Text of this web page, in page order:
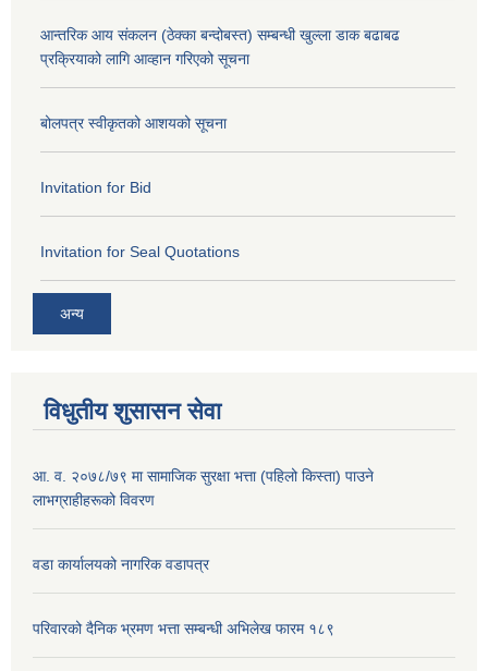
आन्तरिक आय संकलन (ठेक्का बन्दोबस्त) सम्बन्धी खुल्ला डाक बढाबढ
प्रक्रियाको लागि आव्हान गरिएको सूचना
बोलपत्र स्वीकृतको आशयको सूचना
Invitation for Bid
Invitation for Seal Quotations
अन्य
विधुतीय शुसासन सेवा
आ. व. २०७८/७९ मा सामाजिक सुरक्षा भत्ता (पहिलो किस्ता) पाउने
लाभग्राहीहरूको विवरण
वडा कार्यालयको नागरिक वडापत्र
परिवारको दैनिक भ्रमण भत्ता सम्बन्धी अभिलेख फारम १८९